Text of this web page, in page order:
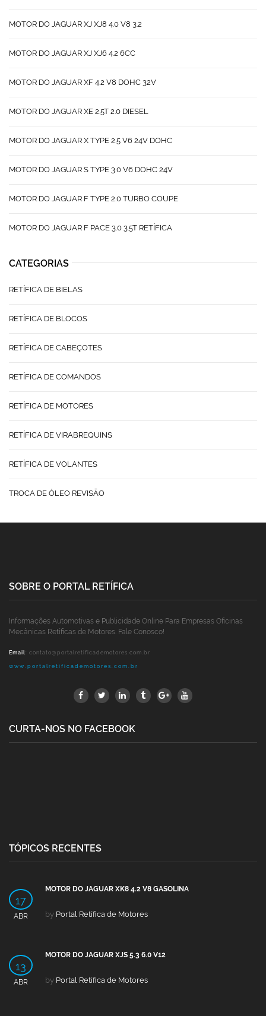
MOTOR DO JAGUAR XJ XJ8 4.0 V8 3.2
MOTOR DO JAGUAR XJ XJ6 4.2 6CC
MOTOR DO JAGUAR XF 4.2 V8 DOHC 32V
MOTOR DO JAGUAR XE 2.5T 2.0 DIESEL
MOTOR DO JAGUAR X TYPE 2.5 V6 24V DOHC
MOTOR DO JAGUAR S TYPE 3.0 V6 DOHC 24V
MOTOR DO JAGUAR F TYPE 2.0 TURBO COUPE
MOTOR DO JAGUAR F PACE 3.0 3.5T RETÍFICA
CATEGORIAS
RETÍFICA DE BIELAS
RETÍFICA DE BLOCOS
RETÍFICA DE CABEÇOTES
RETÍFICA DE COMANDOS
RETÍFICA DE MOTORES
RETÍFICA DE VIRABREQUINS
RETÍFICA DE VOLANTES
TROCA DE ÓLEO REVISÃO
SOBRE O PORTAL RETÍFICA
Informações Automotivas e Publicidade Online Para Empresas Oficinas
Mecânicas Retíficas de Motores. Fale Conosco!
Email: contato@portalretificademotores.com.br
www.portalretificademotores.com.br
CURTA-NOS NO FACEBOOK
TÓPICOS RECENTES
17
ABR
MOTOR DO JAGUAR XK8 4.2 V8 GASOLINA
by Portal Retífica de Motores
13
ABR
MOTOR DO JAGUAR XJS 5.3 6.0 V12
by Portal Retífica de Motores